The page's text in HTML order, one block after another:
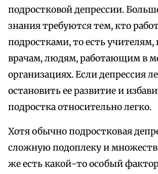
подростковой депрессии.
знания требуются тем, кто
подростками, то есть
врачам, людям, работающим в
организациях. Если депрессия
остановить ее развитие и
подростка относительно легко.
Хотя обычно подростковая
сложную подоплеку и
же есть какой-то особый